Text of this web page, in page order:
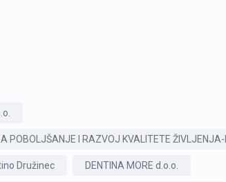
POBOLJŠANJE I RAZVOJ KVALITETE ŽIVLJENJA-
Družinec DENTINA MORE d.o.o.